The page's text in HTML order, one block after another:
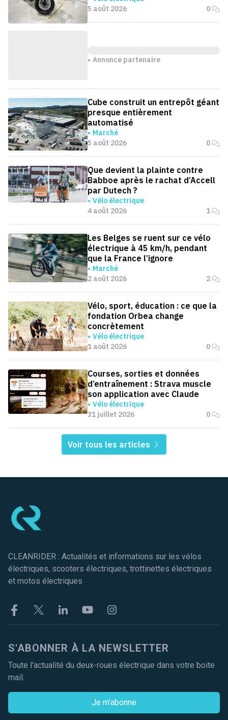
5 août 2026
0
Annonce partenaire
Cube construit un entrepôt géant
presque entièrement
automatisé
Marché
5 août 2026
0
Que devient la plainte contre
Babboe après le rachat d’Accell
par Dutech ?
Vélo électrique
4 août 2026
1
Les Belges se ruent sur ce vélo
électrique à 45 km/h, pendant
que la France l’ignore
Marché
2 août 2026
2
Vélo, sport, éducation : ce que la
fondation Orbea change
concrètement
Vélo électrique
1 août 2026
0
Courses, sorties et données
d’entraînement : Strava muscle
son application avec Claude
Vélo électrique
31 juillet 2026
0
Voir tous les articles
CLEANRIDER : Actualités et informations sur les vélos
électriques, scooters électriques, trottinettes électriques
et motos électriques
FacebookTwitter LinkekinYoutubeInstagram
S'ABONNER À LA NEWSLETTER
Toute l'actualité du deux-roues électrique dans votre boite
mail.
Je m'abonne